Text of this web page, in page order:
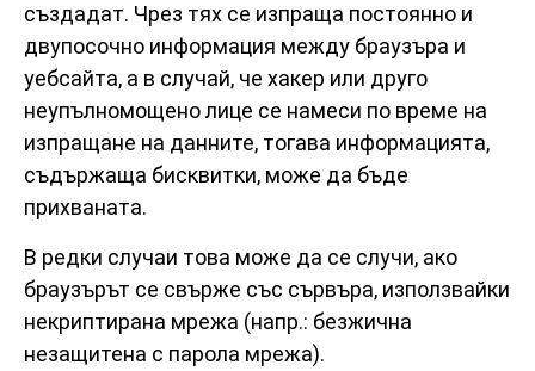
създадат. Чрез тях се изпраща постоянно и
двупосочно информация между браузъра и
уебсайта, а в случай, че хакер или друго
неупълномощено лице се намеси по време на
изпращане на данните, тогава информацията,
съдържаща бисквитки, може да бъде
прихваната.
В редки случаи това може да се случи, ако
браузърът се свърже със сървъра, използвайки
некриптирана мрежа (напр.: безжична
незащитена с парола мрежа).